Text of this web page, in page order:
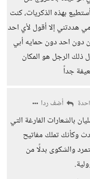
بهذه الذكريات، كنت
هددتني إلا أقول لأي احد
دون احد دون حمايه أبي
ذلك الرجل هو المكان
جداً
أضف ردا
بالشعارات الفارغة التي
وكأنك تملك مفاتيح
والشكوى بدلًا من